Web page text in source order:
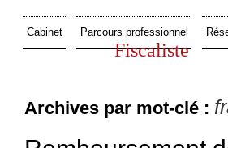
Fiscaliste
Cabinet Parcours professionnel
Archives par mot-clé :